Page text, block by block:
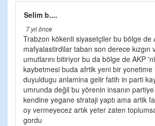
Selim b....
7 yıl önce
Trabzon kökenli siyasetçiler bu bölge de
mafyalastirdilar taban son derece kızgın
umutlarını bitiriyor bu da bölge de AKP
kaybetmesi buda afrtik yeni bir yonetime
duyuldugu anlamina gelir fatih in parti
umrunda değil bu yörenin insanın partiye
kendine yegane strataji yaptı ama artik
oy vermeyecez artık yeter zaten
gordu